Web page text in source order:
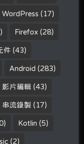
WordPress (17)
Firefox (28)
件 (43)
Android (283)
影片編輯 (43)
串流錄製 (17)
Kotlin (5)
(2)